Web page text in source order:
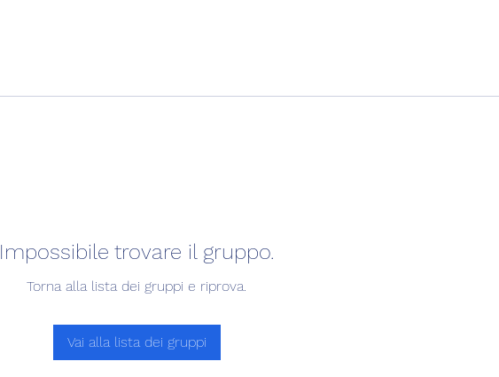
Impossibile trovare il gruppo.
Torna alla lista dei gruppi e riprova.
Vai alla lista dei gruppi